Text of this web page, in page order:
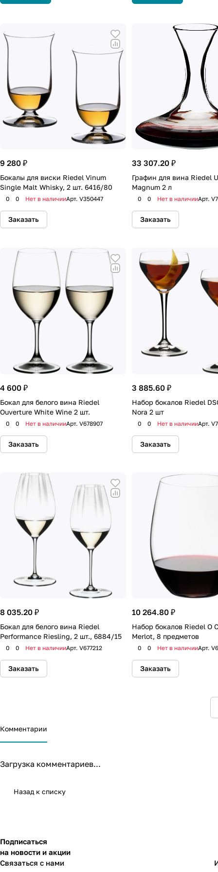
9 280 ₽
Бокалы для виски Riedel Vinum
Single Malt Whisky, 2 шт. 6416/80
0 0 Нет в наличииАрт. V350447
Заказать
33 307.20 ₽
Графин для вина Riedel
Magnum 2 л
0 0 Нет в наличииАрт.
Заказать
4 600 ₽
Бокал для белого вина Riedel
Ouverture White Wine 2 шт.
0 0 Нет в наличииАрт. V678907
Заказать
3 885.60 ₽
Набор бокалов Riedel
Nora 2 шт
0 0 Нет в наличииАрт.
Заказать
8 035.20 ₽
Бокал для белого вина Riedel
Performance Riesling, 2 шт., 6884/15
0 0 Нет в наличииАрт. V677212
Заказать
10 264.80 ₽
Набор бокалов Riedel O
Merlot, 8 предметов
0 0 Нет в наличииАрт.
Заказать
Комментарии
Загрузка комментариев...
Назад к списку
Подписаться
на новости и акции
Связаться с нами